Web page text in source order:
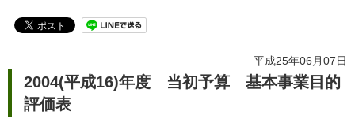
平成25年06月07日
2004(平成16)年度 当初予算 基本事業目的
評価表